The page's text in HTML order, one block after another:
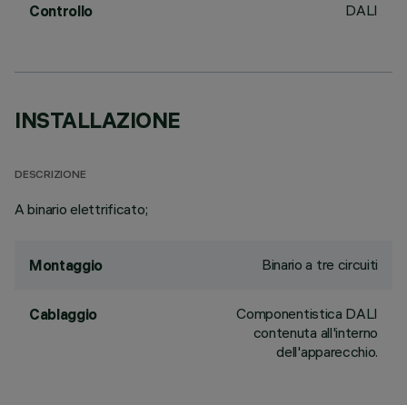
Controllo DALI
INSTALLAZIONE
DESCRIZIONE
A binario elettrificato;
Montaggio Binario a tre circuiti
Cablaggio
Componentistica DALI
contenuta all'interno
dell'apparecchio.